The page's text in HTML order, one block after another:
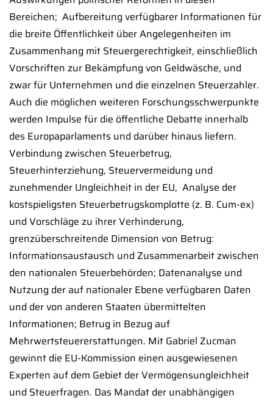
Bereichen;  Aufbereitung verfügbarer Informationen für
die breite Öffentlichkeit über Angelegenheiten im
Zusammenhang mit Steuergerechtigkeit, einschließlich
Vorschriften zur Bekämpfung von Geldwäsche, und
zwar für Unternehmen und die einzelnen Steuerzahler.
Auch die möglichen weiteren Forschungsschwerpunkte
werden Impulse für die öffentliche Debatte innerhalb
des Europaparlaments und darüber hinaus liefern. 
Verbindung zwischen Steuerbetrug,
Steuerhinterziehung, Steuervermeidung und
zunehmender Ungleichheit in der EU,  Analyse der
kostspieligsten Steuerbetrugskomplotte (z. B. Cum-ex)
und Vorschläge zu ihrer Verhinderung, 
grenzüberschreitende Dimension von Betrug:
Informationsaustausch und Zusammenarbeit zwischen
den nationalen Steuerbehörden; Datenanalyse und
Nutzung der auf nationaler Ebene verfügbaren Daten
und der von anderen Staaten übermittelten
Informationen; Betrug in Bezug auf
Mehrwertsteuererstattungen. Mit Gabriel Zucman
gewinnt die EU-Kommission einen ausgewiesenen
Experten auf dem Gebiet der Vermögensungleichheit
und Steuerfragen. Das Mandat der unabhängigen